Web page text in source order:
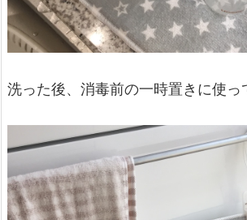
洗った後、消毒前の一時置きに使っ